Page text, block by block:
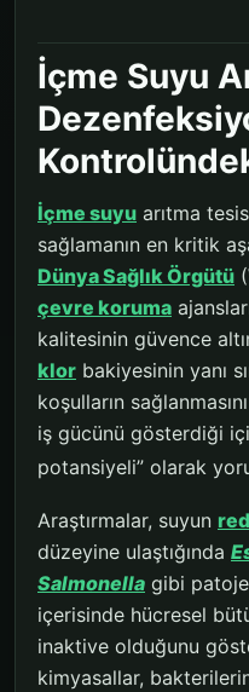
İçme Suyu
İçme suyu arıtma
sağlamanın en kritik
Dünya Sağlık Örgütü
çevre koruma
kalitesinin güvence
klor bakiyesinin yanı
koşulların
iş gücünü gösterdiği
potansiyeli” olarak
Araştırmalar, suyun
düzeyine ulaştığında
Salmonella gibi
içerisinde hücresel
inaktive olduğunu
kimyasallar,